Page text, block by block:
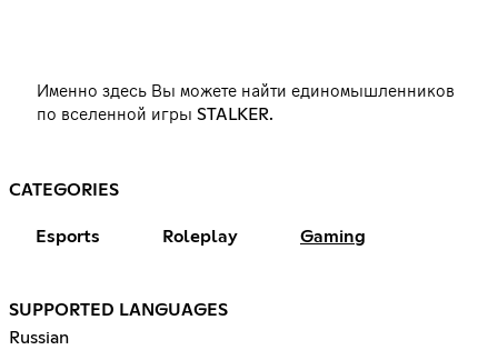
Именно здесь Вы можете найти единомышленников
по вселенной игры STALKER.
CATEGORIES
Esports Roleplay Gaming
SUPPORTED LANGUAGES
Russian